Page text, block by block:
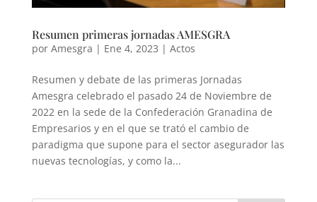
Resumen primeras jornadas AMESGRA
por Amesgra | Ene 4, 2023 | Actos
Resumen y debate de las primeras Jornadas
Amesgra celebrado el pasado 24 de Noviembre de
2022 en la sede de la Confederación Granadina de
Empresarios y en el que se trató el cambio de
paradigma que supone para el sector asegurador las
nuevas tecnologías, y como la...